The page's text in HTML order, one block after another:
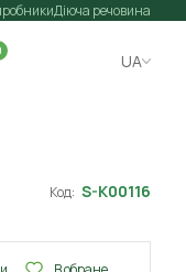
Діюча речовина
UA
Код: S-K00116